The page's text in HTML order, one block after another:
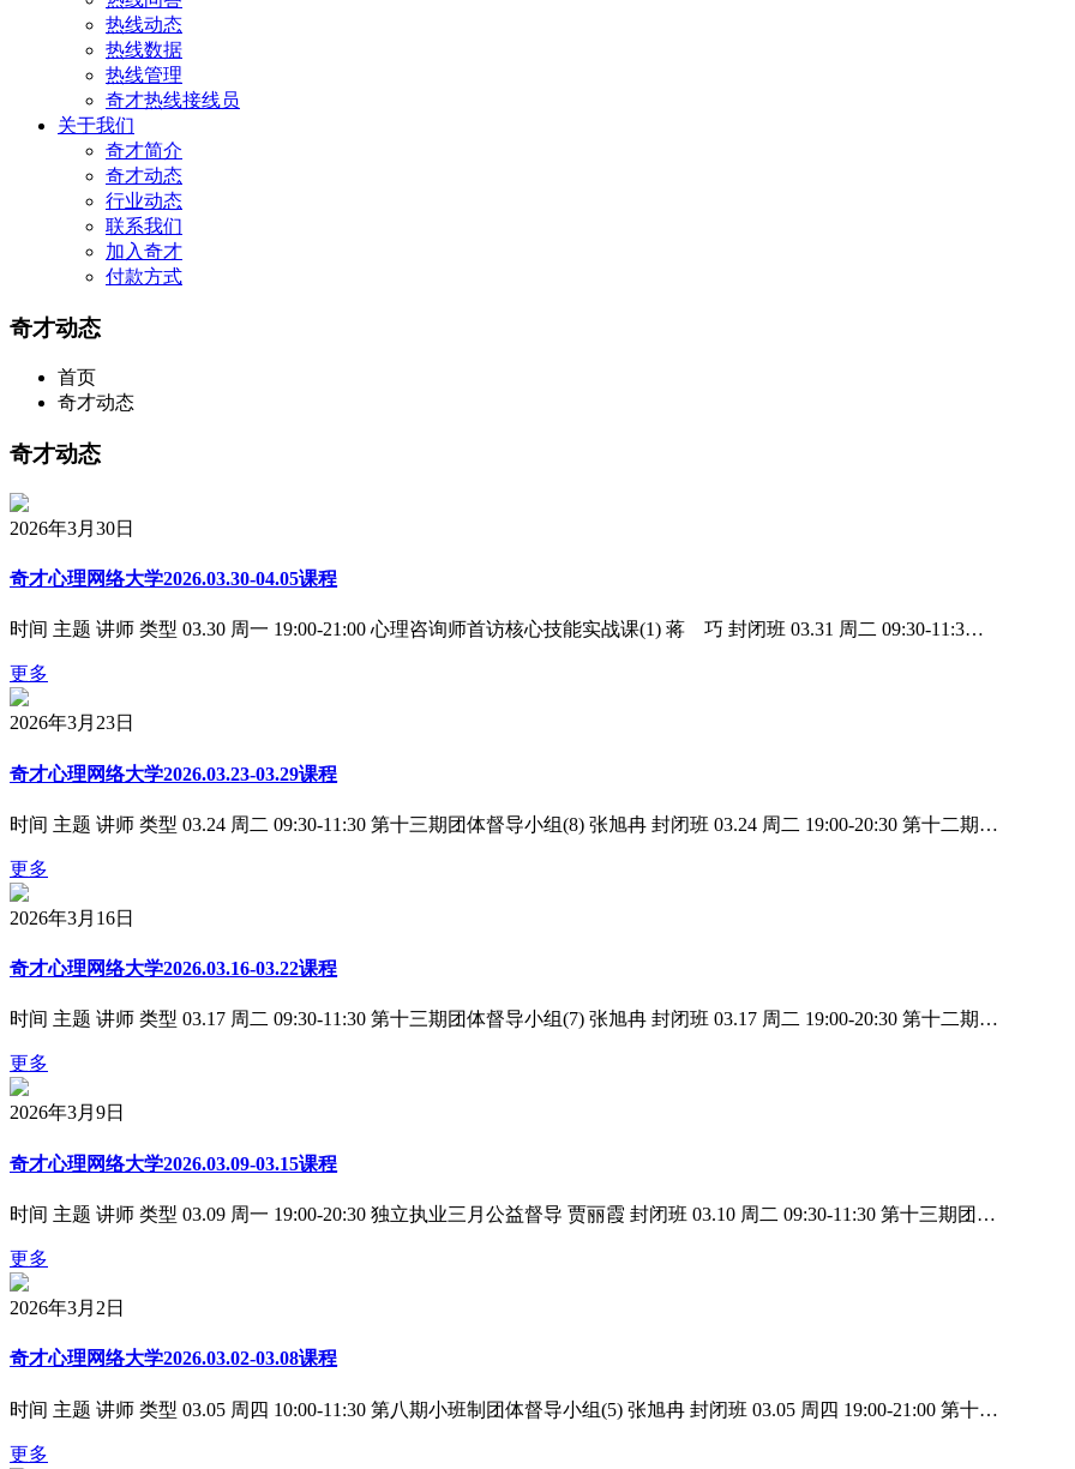
热线动态
热线数据
热线管理
奇才热线接线员
关于我们
奇才简介
奇才动态
行业动态
联系我们
加入奇才
付款方式
奇才动态
首页
奇才动态
奇才动态
2026年3月30日
奇才心理网络大学2026.03.30-04.05课程
时间 主题 讲师 类型 03.30 周一 19:00-21:00 心理咨询师首访核心技能实战课(1) 蒋 巧 封闭班 03.31 周二 09:30-11:3…
更多
2026年3月23日
奇才心理网络大学2026.03.23-03.29课程
时间 主题 讲师 类型 03.24 周二 09:30-11:30 第十三期团体督导小组(8) 张旭冉 封闭班 03.24 周二 19:00-20:30 第十二期…
更多
2026年3月16日
奇才心理网络大学2026.03.16-03.22课程
时间 主题 讲师 类型 03.17 周二 09:30-11:30 第十三期团体督导小组(7) 张旭冉 封闭班 03.17 周二 19:00-20:30 第十二期…
更多
2026年3月9日
奇才心理网络大学2026.03.09-03.15课程
时间 主题 讲师 类型 03.09 周一 19:00-20:30 独立执业三月公益督导 贾丽霞 封闭班 03.10 周二 09:30-11:30 第十三期团…
更多
2026年3月2日
奇才心理网络大学2026.03.02-03.08课程
时间 主题 讲师 类型 03.05 周四 10:00-11:30 第八期小班制团体督导小组(5) 张旭冉 封闭班 03.05 周四 19:00-21:00 第十…
更多